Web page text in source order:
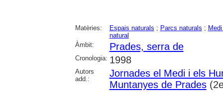
Matèries: Espais naturals ; Parcs naturals ;
natural
Àmbit:
Prades, serra de
Cronologia: 1998
Autors
add.:
Jornades el Medi i els
Muntanyes de Prades